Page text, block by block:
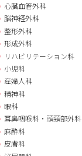
心臓血管外科
脳神経外科
整形外科
形成外科
リハビリテーション科
小児科
産婦人科
精神科
眼科
耳鼻咽喉科・頭頸部外科
麻酔科
皮膚科